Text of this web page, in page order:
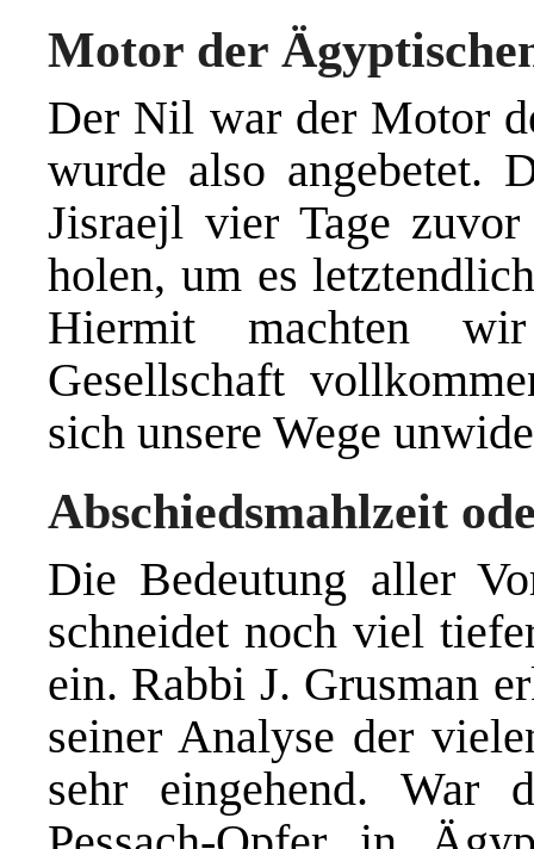
Motor der
Der Nil war der Motor
wurde also angebetet.
Jisraejl vier Tage
holen, um es
Hiermit machten
Gesellschaft
sich unsere Wege
Abschiedsmahlzeit
Die Bedeutung aller
schneidet noch viel
ein. Rabbi J. Grusman
seiner Analyse der
sehr eingehend.